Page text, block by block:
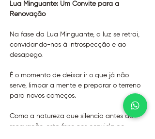
Lua Minguante: Um Convite para a
Renovação
Na fase da Lua Minguante, a luz se retrai,
convidando-nos à introspecção e ao
desapego.
É o momento de deixar ir o que já não
serve, limpar a mente e preparar o terreno
para novos começos.
Como a natureza que silencia antes da
renovação, esta fase nos convida ao